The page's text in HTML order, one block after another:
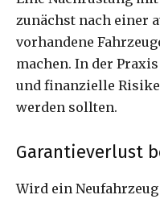
zunächst nach einer
vorhandene
machen. In der
und finanzielle
werden sollten.
Garantieverlust
Wird ein